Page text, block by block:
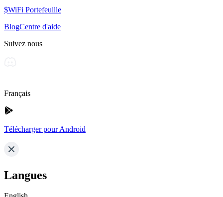
$WiFi Portefeuille
BlogCentre d'aide
Suivez nous
Français
Télécharger pour Android
Langues